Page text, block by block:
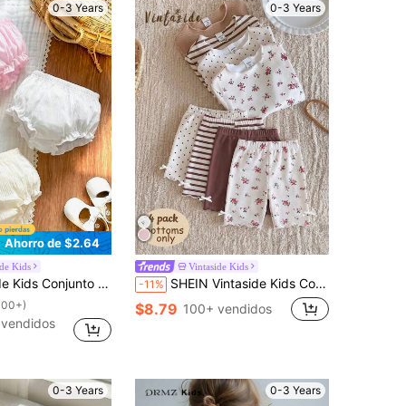
0-3 Years
Ahorro de $2.64
Kids
beige, blanco y rosa, de estilo minimalista, corte holgado, adecuado para juegos al aire libre, comodidad en el hogar y adaptable a varias ocasiones de fiesta
0-3 Years
Vintaside Kids
-11% SHEIN Vintaside Kids Conjunto de 4 piezas casual y versátil de shorts lindos para niñas bebé, verano
$8.79 100+ vendidos
0-3 Years 0-3 Years